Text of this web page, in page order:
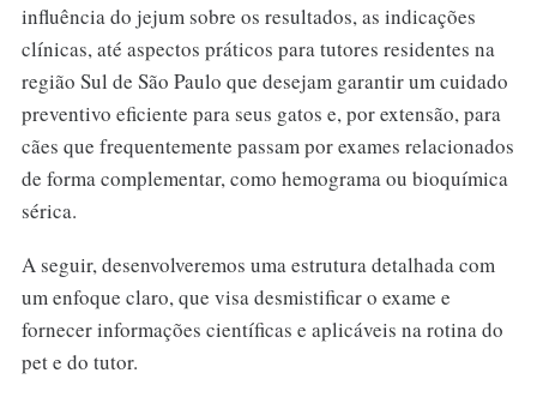
influência do jejum sobre os resultados, as indicações
clínicas, até aspectos práticos para tutores residentes na
região Sul de São Paulo que desejam garantir um cuidado
preventivo eficiente para seus gatos e, por extensão, para
cães que frequentemente passam por exames relacionados
de forma complementar, como hemograma ou bioquímica
sérica.
A seguir, desenvolveremos uma estrutura detalhada com
um enfoque claro, que visa desmistificar o exame e
fornecer informações científicas e aplicáveis na rotina do
pet e do tutor.